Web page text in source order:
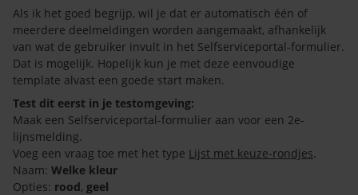
Als ik het goed begrijp, wil je dat er automatisch één of
meerdere deelmeldingen worden aangemaakt, afhankelijk
van wat de gebruiker invult in het Selfserviceportal-formulier.
Dat is mogelijk. Hopelijk kun je met deze eenvoudige
template alvast een goede start maken.
Test dit eerst in je testomgeving:
Maak een Selfserviceportal-formulier aan voor een 2e-
lijnsmelding.
Voeg een vraag toe met het type Lijst met keuze-rondjes.
Naam: Welke kleur
Opties: rood, geel